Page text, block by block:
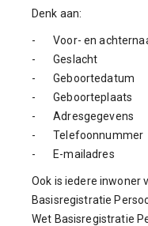
Denk aan:
- Voor- en
- Geslacht
- Geboortedatum
- Geboorteplaats
- Adresgegevens
- Telefoonnummer
- E-mailadres
Ook is iedere inwoner
Basisregistratie
Wet Basisregistratie